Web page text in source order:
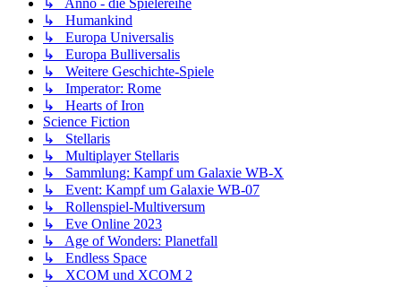
↳ Anno - die Spielereihe
↳ Humankind
↳ Europa Universalis
↳ Europa Bulliversalis
↳ Weitere Geschichte-Spiele
↳ Imperator: Rome
↳ Hearts of Iron
Science Fiction
↳ Stellaris
↳ Multiplayer Stellaris
↳ Sammlung: Kampf um Galaxie WB-X
↳ Event: Kampf um Galaxie WB-07
↳ Rollenspiel-Multiversum
↳ Eve Online 2023
↳ Age of Wonders: Planetfall
↳ Endless Space
↳ XCOM und XCOM 2